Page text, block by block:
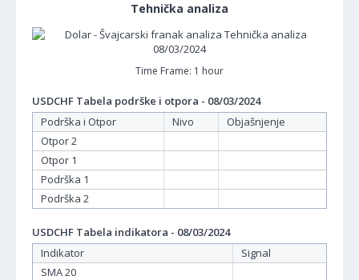
Tehnička analiza
Time Frame: 1 hour
USDCHF Tabela podrške i otpora - 08/03/2024
Podrška i Otpor
Nivo
Objašnjenje
Otpor 2
Otpor 1
Podrška 1
Podrška 2
USDCHF Tabela indikatora - 08/03/2024
Indikator
Signal
SMA 20